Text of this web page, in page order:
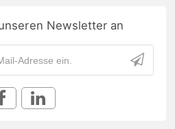
Newsletter an